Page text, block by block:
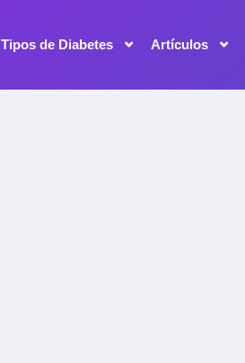
Tipos de Diabetes Artículos